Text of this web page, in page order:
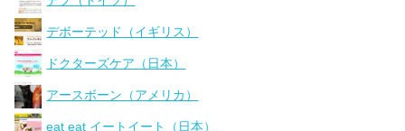
デボーテッド（イギリス）
ドクターズケア（日本）
アースボーン（アメリカ）
eat eat イートイート（日本）